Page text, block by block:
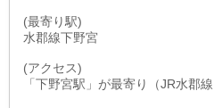
(最寄り駅)
水郡線下野宮
(アクセス)
「下野宮駅」が最寄り（JR水郡線